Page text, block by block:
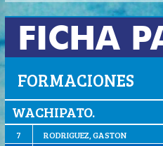
FICHA
FORMACIONES
WACHIPATO.
7
RODRIGUEZ, GASTON